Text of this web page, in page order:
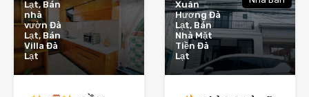
Lạt, Bán
nhà
vườn Đà
Lạt, Bán
Villa Đà
Lạt
Xuân
Hương Đà
Lạt, Bán
Nhà Mặt
Tiền Đà
Lạt